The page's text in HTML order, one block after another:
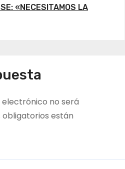
«NECESITAMOS LA
no será
obligatorios están